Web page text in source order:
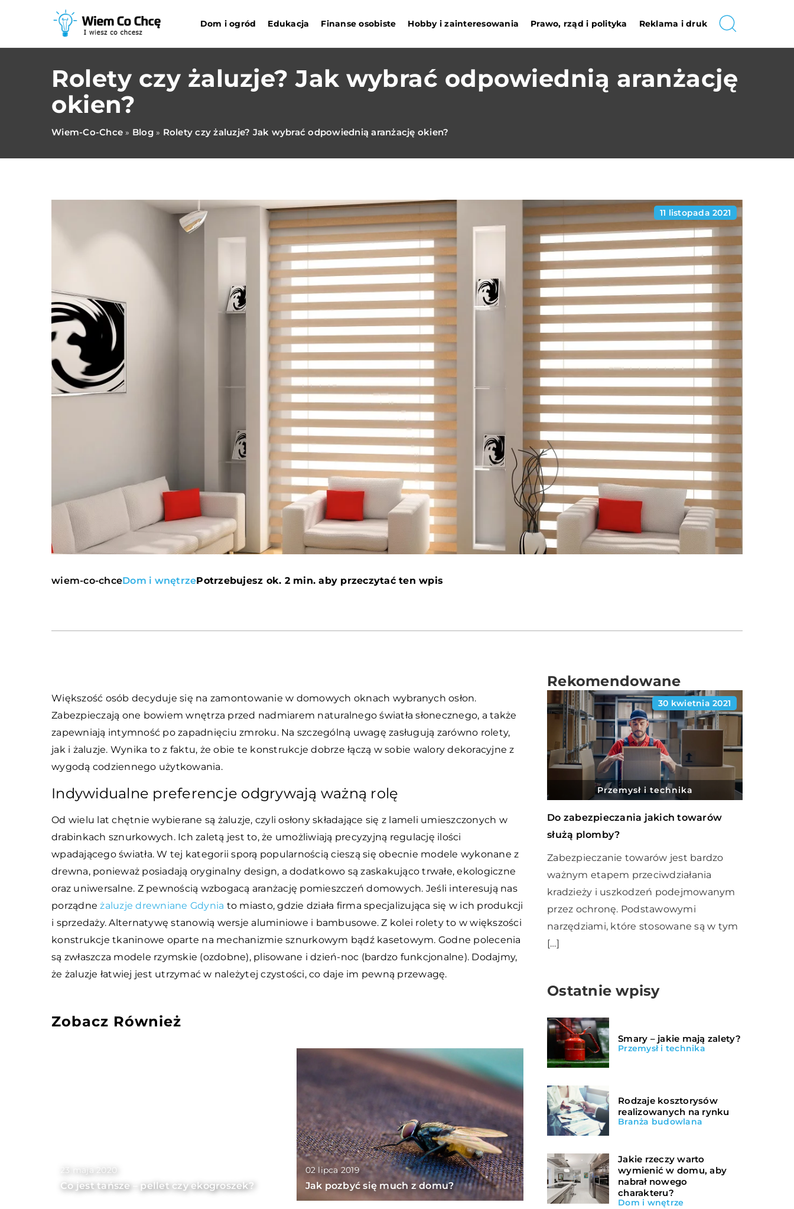
Dom i ogród Edukacja Finanse osobiste Hobby i zainteresowania Prawo, rząd i polityka Reklama i druk
Rolety czy żaluzje? Jak wybrać odpowiednią aranżację
okien?
Wiem-Co-Chce » Blog» Rolety czy żaluzje? Jak wybrać odpowiednią aranżację okien?
11 listopada 2021
wiem-co-chceDom i wnętrzePotrzebujesz ok. 2 min. aby przeczytać ten wpis
Większość osób decyduje się na zamontowanie w domowych oknach wybranych osłon.
Zabezpieczają one bowiem wnętrza przed nadmiarem naturalnego światła słonecznego, a także
zapewniają intymność po zapadnięciu zmroku. Na szczególną uwagę zasługują zarówno rolety,
jak i żaluzje. Wynika to z faktu, że obie te konstrukcje dobrze łączą w sobie walory dekoracyjne z
wygodą codziennego użytkowania.
Indywidualne preferencje odgrywają ważną rolę
Od wielu lat chętnie wybierane są żaluzje, czyli osłony składające się z lameli umieszczonych w
drabinkach sznurkowych. Ich zaletą jest to, że umożliwiają precyzyjną regulację ilości
wpadającego światła. W tej kategorii sporą popularnością cieszą się obecnie modele wykonane z
drewna, ponieważ posiadają oryginalny design, a dodatkowo są zaskakująco trwałe, ekologiczne
oraz uniwersalne. Z pewnością wzbogacą aranżację pomieszczeń domowych. Jeśli interesują nas
porządneżaluzje drewniane Gdynia to miasto, gdzie działa firma specjalizująca się w ich produkcji
i sprzedaży. Alternatywę stanowią wersje aluminiowe i bambusowe. Z kolei rolety to w większości
konstrukcje tkaninowe oparte na mechanizmie sznurkowym bądź kasetowym. Godne polecenia
są zwłaszcza modele rzymskie (ozdobne), plisowane i dzień-noc (bardzo funkcjonalne). Dodajmy,
że żaluzje łatwiej jest utrzymać w należytej czystości, co daje im pewną przewagę.
Zobacz Również
23 maja 2020
Co jest tańsze – pellet czy ekogroszek?
02 lipca 2019
Jak pozbyć się much z domu?
Rekomendowane
30 kwietnia 2021
Przemysł i technika
Do zabezpieczania jakich towarów
służą plomby?
Zabezpieczanie towarów jest bardzo
ważnym etapem przeciwdziałania
kradzieży i uszkodzeń podejmowanym
przez ochronę. Podstawowymi
narzędziami, które stosowane są w tym
[…]
Ostatnie wpisy
Smary – jakie mają zalety?
Przemysł i technika
Rodzaje kosztorysów
realizowanych na rynku
Branża budowlana
Jakie rzeczy warto
wymienić w domu, aby
nabrał nowego
charakteru?
Dom i wnętrze